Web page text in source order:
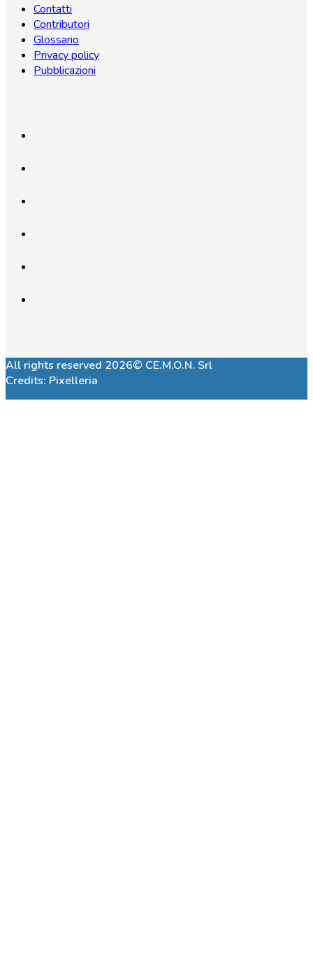
Contatti
Contributori
Glossario
Privacy policy
Pubblicazioni
All rights reserved 2026© CE.M.O.N. Srl
Credits: Pixelleria